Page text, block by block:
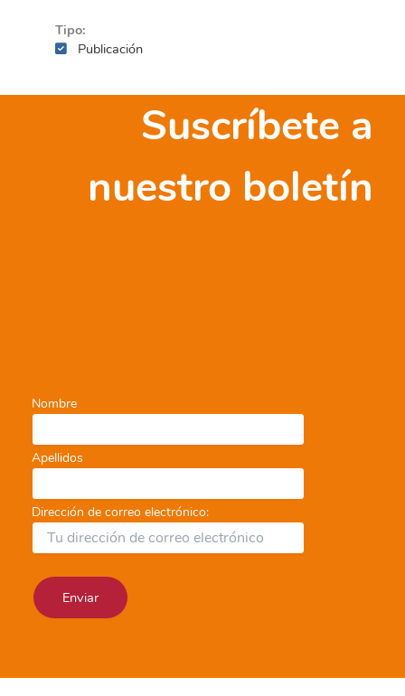
Tipo:
Publicación
Suscríbete a
nuestro boletín
Nombre
Apellidos
Dirección de correo electrónico: